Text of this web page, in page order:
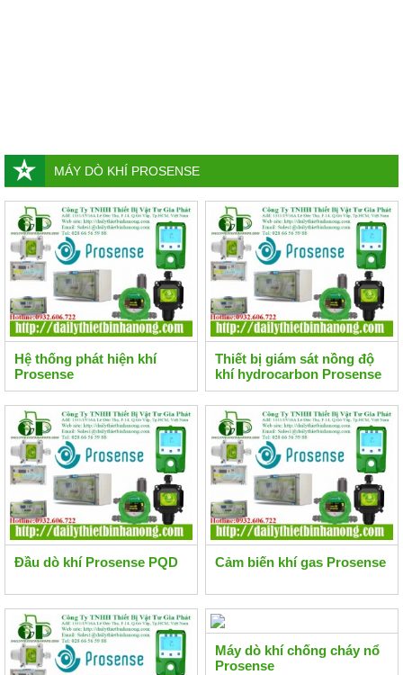
MÁY DÒ KHÍ PROSENSE
Hệ thống phát hiện khí
Prosense
Thiết bị giám sát nồng độ
khí hydrocarbon Prosense
Đầu dò khí Prosense PQD Cảm biến khí gas Prosense
Máy dò khí chống cháy nổ
Prosense